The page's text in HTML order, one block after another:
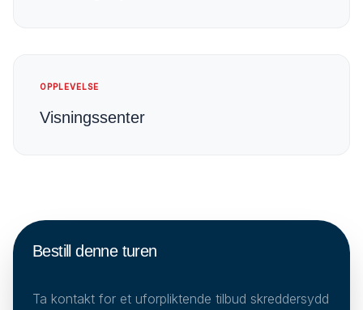
OPPLEVELSE
Visningssenter
Bestill denne turen
Ta kontakt for et uforpliktende tilbud skreddersydd